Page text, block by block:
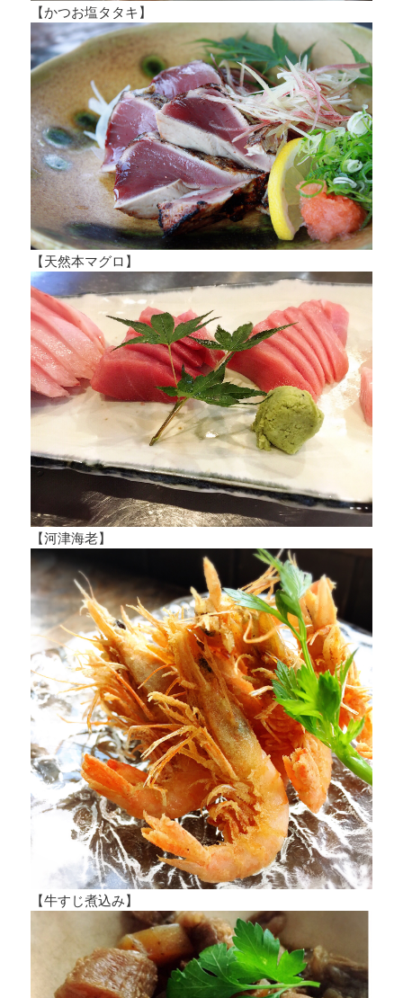
【かつお塩タタキ】
【天然本マグロ】
【河津海老】
【牛すじ煮込み】